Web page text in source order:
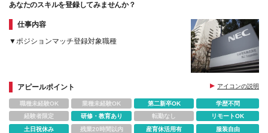
あなたのスキルを登録してみませんか？
仕事内容
▼ポジションマッチ登録対象職種
アピールポイント アイコンの説明
職種未経験OK 業種未経験OK 第二新卒OK
学歴不問
経験者限定
研修・教育あり 転勤なし
リモートOK
土日祝休み
残業20時間以内 産育休活用有
服装自由